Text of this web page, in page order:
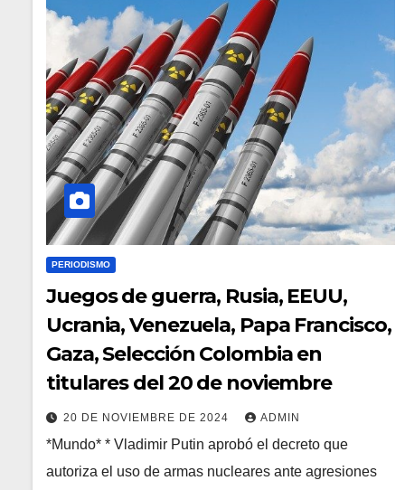
PERIODISMO
Juegos de guerra, Rusia, EEUU,
Ucrania, Venezuela, Papa Francisco,
Gaza, Selección Colombia en
titulares del 20 de noviembre
20 DE NOVIEMBRE DE 2024 ADMIN
*Mundo* * Vladimir Putin aprobó el decreto que
autoriza el uso de armas nucleares ante agresiones